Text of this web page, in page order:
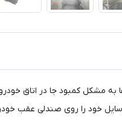
به مشکل کمبود جا در اتاق
وسایل خود را روی صندلی عقب